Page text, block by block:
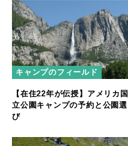
キャンプのフィールド
【在住22年が伝授】アメリカ国
立公園キャンプの予約と公園選
び